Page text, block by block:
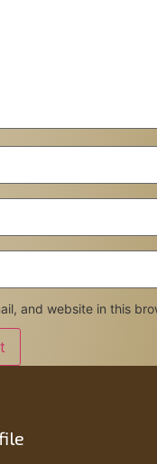
and website in this